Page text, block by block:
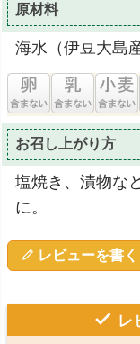
原材料
海水（伊豆大島産
お召し上がり方
塩焼き、漬物な
に。
レビューを書く
レ